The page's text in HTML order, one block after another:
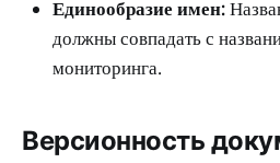
Единообразие имен:
должны совпадать с
мониторинга.
Версионность